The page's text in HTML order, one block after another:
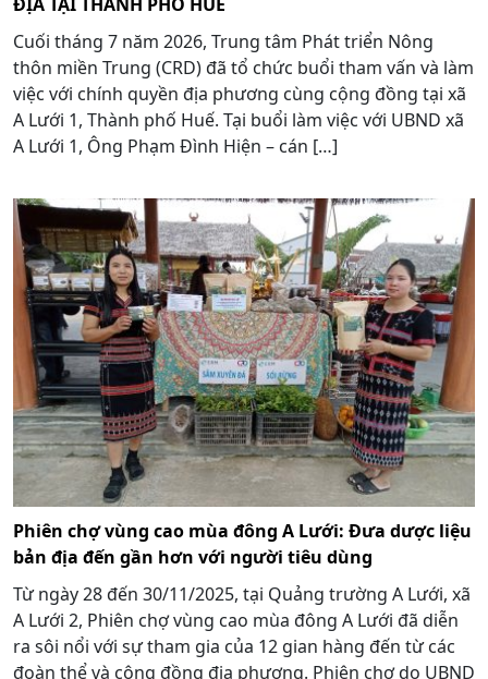
Cuối tháng 7 năm 2026, Trung tâm Phát triển Nông
thôn miền Trung (CRD) đã tổ chức buổi tham vấn và làm
việc với chính quyền địa phương cùng cộng đồng tại xã
A Lưới 1, Thành phố Huế. Tại buổi làm việc với UBND xã
A Lưới 1, Ông Phạm Đình Hiện – cán […]
Phiên chợ vùng cao mùa đông A Lưới: Đưa dược liệu
bản địa đến gần hơn với người tiêu dùng
Từ ngày 28 đến 30/11/2025, tại Quảng trường A Lưới, xã
A Lưới 2, Phiên chợ vùng cao mùa đông A Lưới đã diễn
ra sôi nổi với sự tham gia của 12 gian hàng đến từ các
đoàn thể và cộng đồng địa phương. Phiên chợ do UBND